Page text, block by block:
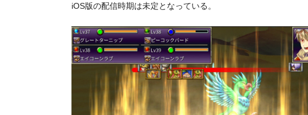
iOS版の配信時期は未定となっている。